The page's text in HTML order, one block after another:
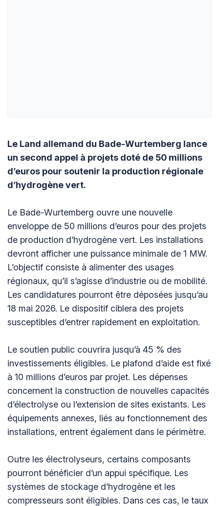
Le Land allemand du Bade-Wurtemberg lance
un second appel à projets doté de 50 millions
d’euros pour soutenir la production régionale
d’hydrogène vert.
Le Bade-Wurtemberg ouvre une nouvelle
enveloppe de 50 millions d’euros pour des projets
de production d’hydrogène vert. Les installations
devront afficher une puissance minimale de 1 MW.
L’objectif consiste à alimenter des usages
régionaux, qu’il s’agisse d’industrie ou de mobilité.
Les candidatures pourront être déposées jusqu’au
18 mai 2026. Le dispositif ciblera des projets
susceptibles d’entrer rapidement en exploitation.
Le soutien public couvrira jusqu’à 45 % des
investissements éligibles. Le plafond d’aide est fixé
à 10 millions d’euros par projet. Les dépenses
concernent la construction de nouvelles capacités
d’électrolyse ou l’extension de sites existants. Les
équipements annexes, liés au fonctionnement des
installations, entrent également dans le périmètre.
Outre les électrolyseurs, certains composants
pourront bénéficier d’un appui spécifique. Les
systèmes de stockage d’hydrogène et les
compresseurs sont éligibles. Dans ces cas, le taux